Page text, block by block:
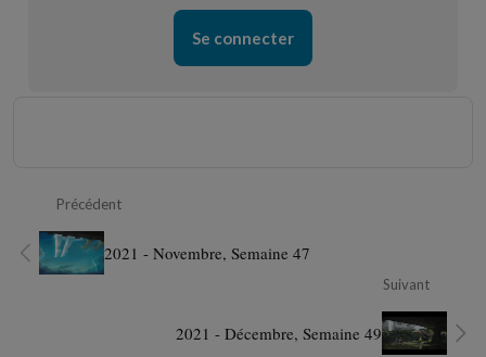
Se connecter
Précédent
2021 - Novembre, Semaine 47
Suivant
2021 - Décembre, Semaine 49